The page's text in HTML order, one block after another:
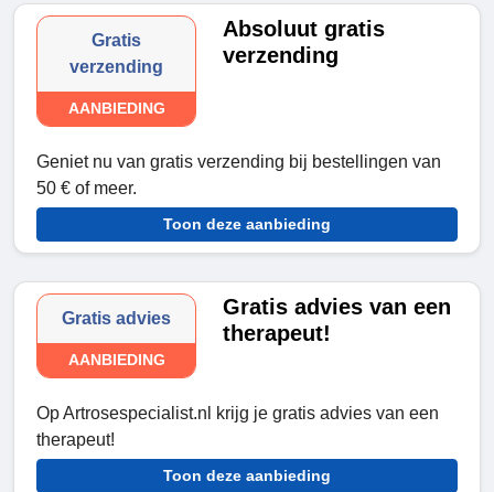
Gratis
verzending
AANBIEDING
Absoluut gratis
verzending
Geniet nu van gratis verzending bij bestellingen van
50 € of meer.
Toon deze aanbieding
Gratis advies
AANBIEDING
Gratis advies van een
therapeut!
Op Artrosespecialist.nl krijg je gratis advies van een
therapeut!
Toon deze aanbieding